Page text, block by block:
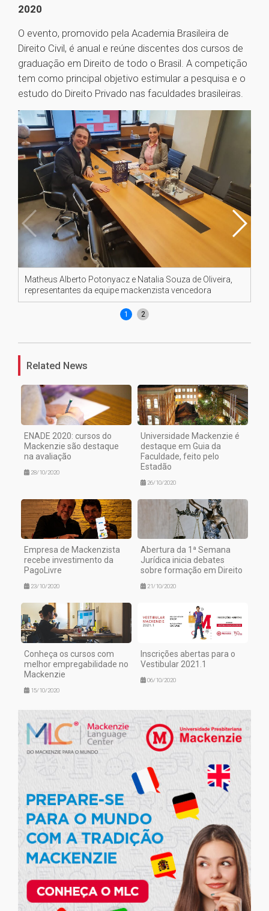
2020
O evento, promovido pela Academia Brasileira de
Direito Civil, é anual e reúne discentes dos cursos de
graduação em Direito de todo o Brasil. A competição
tem como principal objetivo estimular a pesquisa e o
estudo do Direito Privado nas faculdades brasileiras.
Matheus Alberto Potonyacz e Natalia Souza de Oliveira,
representantes da equipe mackenzista vencedora
1 2
Related News
ENADE 2020: cursos do
Mackenzie são destaque
na avaliação
28/10/2020
Universidade Mackenzie é
destaque em Guia da
Faculdade, feito pelo
Estadão
26/10/2020
Empresa de Mackenzista
recebe investimento da
PagoLivre
23/10/2020
Abertura da 1ª Semana
Jurídica inicia debates
sobre formação em Direito
21/10/2020
Conheça os cursos com
melhor empregabilidade no
Mackenzie
15/10/2020
Inscrições abertas para o
Vestibular 2021.1
06/10/2020